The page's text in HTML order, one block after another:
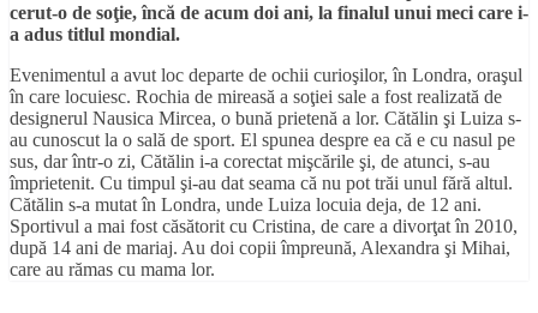
cerut-o de soţie, încă de acum doi ani, la finalul unui meci care i-
a adus titlul mondial.
Evenimentul a avut loc departe de ochii curioşilor, în Londra, oraşul
în care locuiesc. Rochia de mireasă a soţiei sale a fost realizată de
designerul Nausica Mircea, o bună prietenă a lor. Cătălin şi Luiza s-
au cunoscut la o sală de sport. El spunea despre ea că e cu nasul pe
sus, dar într-o zi, Cătălin i-a corectat mişcările şi, de atunci, s-au
împrietenit. Cu timpul şi-au dat seama că nu pot trăi unul fără altul.
Cătălin s-a mutat în Londra, unde Luiza locuia deja, de 12 ani.
Sportivul a mai fost căsătorit cu Cristina, de care a divorţat în 2010,
după 14 ani de mariaj. Au doi copii împreună, Alexandra şi Mihai,
care au rămas cu mama lor.